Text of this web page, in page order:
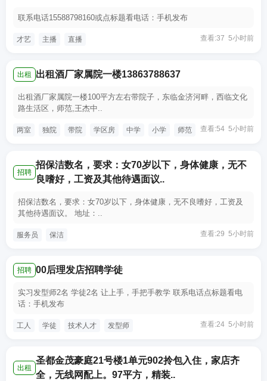
联系电话15588798160或点标题看电话：手机发布
才艺 主播 直播 查看:37 5小时前
出租 出租酒厂家属院一楼13863788637
出租酒厂家属院一楼100平方左右带院子，东临金济河畔，西临文化
路生活区，师范,王杰中..
两室 独院 带院 学区房 中学 小学 师范 查看:54 5小时前
招聘
招保洁数名，要求：女70岁以下，身体健康，无不
良嗜好，工资及其他待遇面议..
招保洁数名，要求：女70岁以下，身体健康，无不良嗜好，工资及
其他待遇面议。 地址：..
服务员 保洁 查看:29 5小时前
招聘 00后理发店招聘学徒
实习发型师2名 学徒2名 让上手，手把手教学 联系电话点标题看电
话：手机发布
工人 学徒 技术人才 发型师 查看:24 5小时前
出租
圣都金茂豪庭21号楼1单元902拎包入住，家店齐
全，无线网配上。97平方，精装..